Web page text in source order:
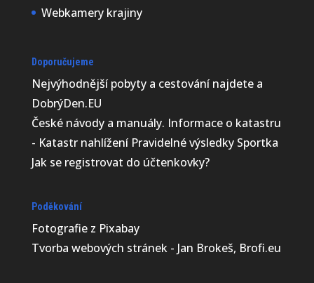
Webkamery krajiny
Doporučujeme
Nejvýhodnější pobyty a cestování najdete a
DobrýDen.EU
České návodya manuály. Informace o katastru
- Katastr nahlíženíPravidelné výsledky Sportka
Jak se registrovat do účtenkovky?
Poděkování
Fotografie z Pixabay
Tvorba webových stránek - Jan Brokeš, Brofi.eu